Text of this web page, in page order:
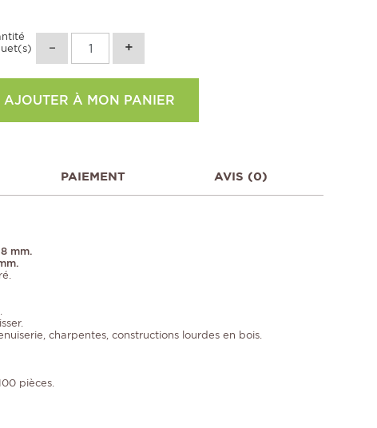
AJOUTER À MON PANIER
PAIEMENT AVIS (0)
mm.
charpentes, constructions lourdes en bois.
pièces.